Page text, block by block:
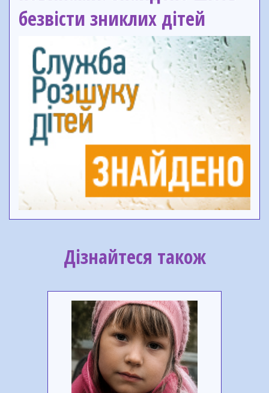
безвісти зниклих дітей
Дізнайтеся також